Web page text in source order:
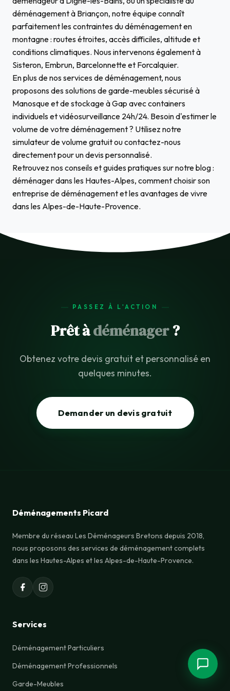
déménagement à Briançon, notre équipe connaît
parfaitement les contraintes du déménagement en
montagne : routes étroites, accès difficiles, altitude et
conditions climatiques. Nous intervenons également à
Sisteron, Embrun, Barcelonnetteet Forcalquier.
En plus de nos services de déménagement, nous
proposons des solutions degarde-meubles sécurisé à
Manosqueet destockage à Gap avec containers
individuels et vidéosurveillance 24h/24. Besoin d'estimer le
volume de votre déménagement ? Utilisez notre
simulateur de volume gratuitoucontactez-nous
directementpour un devis personnalisé.
Retrouvez nos conseils et guides pratiques sur notre blog :
déménager dans les Hautes-Alpes, comment choisir son
entreprise de déménagementetles avantages de vivre
dans les Alpes-de-Haute-Provence.
PASSEZ À L'ACTION
Prêt àdéménager?
Obtenez votre devis gratuit et personnalisé en
quelques minutes.
Demander un devis gratuit
Déménagements Picard
Membre du réseau Les Déménageurs Bretons depuis 2018,
nous proposons des services de déménagement complets
dans les Hautes-Alpes et les Alpes-de-Haute-Provence.
Services
Déménagement Particuliers
Déménagement Professionnels
Garde-Meubles
vous aider ?
Demander un devis Nos services
Nous contacter Horaires d'ouverture